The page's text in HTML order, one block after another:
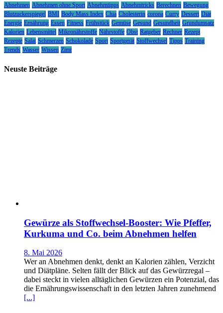
Abnehmen Abnehmen ohne Sport Abnehmtipps Abnehmtricks Berechnen Bewegung
Blutzuckerspiegel BMI Body Mass Index Chia Cholesterin corona Curry Dessert Diät
Energie Ernährung Essen Fitness Frühstück Gemüse Gesund Gesundheit Grundumsatz
Kalorien Lebensmittel Mikronährstoffe Nährstoffe Obst Ratgeber Rechner Rezept
Rezepte Salat Schmerzen Schokolade Sport Sportgerät Stoffwechsel Tipps Training
Trends Wasser Wissen Zimt
Neuste Beiträge
Gewürze als Stoffwechsel-Booster: Wie Pfeffer,
Kurkuma und Co. beim Abnehmen helfen
8. Mai 2026
Wer an Abnehmen denkt, denkt an Kalorien zählen, Verzicht
und Diätpläne. Selten fällt der Blick auf das Gewürzregal –
dabei steckt in vielen alltäglichen Gewürzen ein Potenzial, das
die Ernährungswissenschaft in den letzten Jahren zunehmend
[...]